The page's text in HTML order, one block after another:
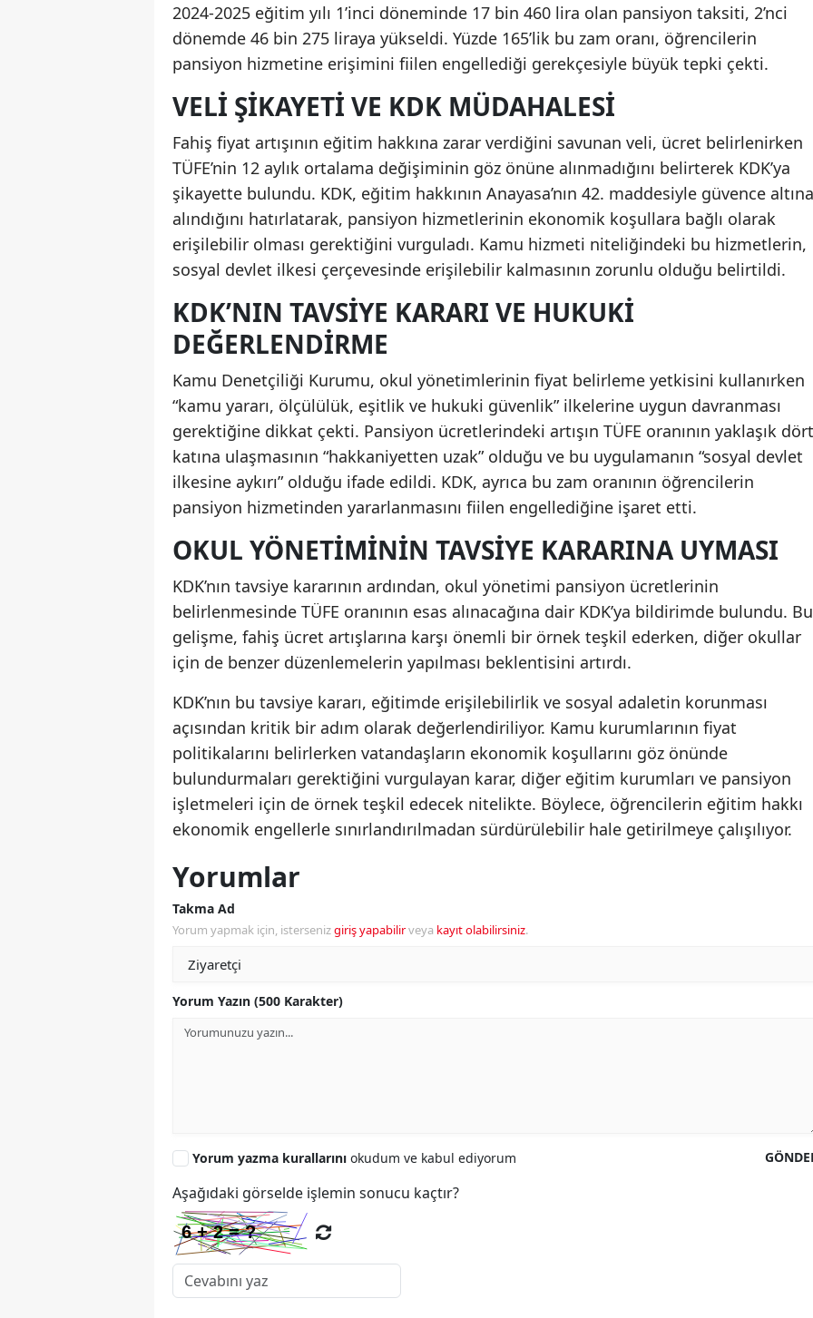
2024-2025 eğitim yılı 1’inci döneminde 17 bin 460 lira olan pansiyon taksiti, 2’nci
dönemde 46 bin 275 liraya yükseldi. Yüzde 165’lik bu zam oranı, öğrencilerin
pansiyon hizmetine erişimini fiilen engellediği gerekçesiyle büyük tepki çekti.
VELI ŞIKAYETI VE KDK MÜDAHALESI
Fahiş fiyat artışının eğitim hakkına zarar verdiğini savunan veli, ücret belirlenirken
TÜFE’nin 12 aylık ortalama değişiminin göz önüne alınmadığını belirterek KDK’ya
şikayette bulundu. KDK, eğitim hakkının Anayasa’nın 42. maddesiyle güvence altına
alındığını hatırlatarak, pansiyon hizmetlerinin ekonomik koşullara bağlı olarak
erişilebilir olması gerektiğini vurguladı. Kamu hizmeti niteliğindeki bu hizmetlerin,
sosyal devlet ilkesi çerçevesinde erişilebilir kalmasının zorunlu olduğu belirtildi.
KDK’NIN TAVSIYE KARARI VE HUKUKI
DEĞERLENDIRME
Kamu Denetçiliği Kurumu, okul yönetimlerinin fiyat belirleme yetkisini kullanırken
“kamu yararı, ölçülülük, eşitlik ve hukuki güvenlik” ilkelerine uygun davranması
gerektiğine dikkat çekti. Pansiyon ücretlerindeki artışın TÜFE oranının yaklaşık dört
katına ulaşmasının “hakkaniyetten uzak” olduğu ve bu uygulamanın “sosyal devlet
ilkesine aykırı” olduğu ifade edildi. KDK, ayrıca bu zam oranının öğrencilerin
pansiyon hizmetinden yararlanmasını fiilen engellediğine işaret etti.
OKUL YÖNETIMININ TAVSIYE KARARINA UYMASI
KDK’nın tavsiye kararının ardından, okul yönetimi pansiyon ücretlerinin
belirlenmesinde TÜFE oranının esas alınacağına dair KDK’ya bildirimde bulundu. Bu
gelişme, fahiş ücret artışlarına karşı önemli bir örnek teşkil ederken, diğer okullar
için de benzer düzenlemelerin yapılması beklentisini artırdı.
KDK’nın bu tavsiye kararı, eğitimde erişilebilirlik ve sosyal adaletin korunması
açısından kritik bir adım olarak değerlendiriliyor. Kamu kurumlarının fiyat
politikalarını belirlerken vatandaşların ekonomik koşullarını göz önünde
bulundurmaları gerektiğini vurgulayan karar, diğer eğitim kurumları ve pansiyon
işletmeleri için de örnek teşkil edecek nitelikte. Böylece, öğrencilerin eğitim hakkı
ekonomik engellerle sınırlandırılmadan sürdürülebilir hale getirilmeye çalışılıyor.
Yorumlar
Takma Ad
Yorum yapmak için, istersenizgiriş yapabilirveya kayıt olabilirsiniz.
Yorum Yazın (500 Karakter)
Yorum yazma kurallarını okudum ve kabul ediyorum
Aşağıdaki görselde işlemin sonucu kaçtır?